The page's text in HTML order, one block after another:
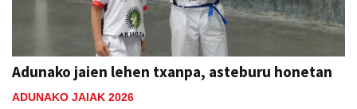
Adunako jaien lehen txanpa, asteburu honetan
ADUNAKO JAIAK 2026